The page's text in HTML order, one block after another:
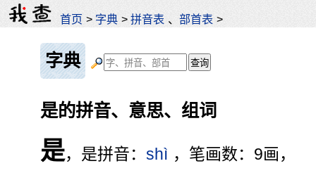
首页 > 字典 >拼音表 、部首表 >
字典
是的拼音、意思、组词
是，是拼音：shì ，笔画数：9画，